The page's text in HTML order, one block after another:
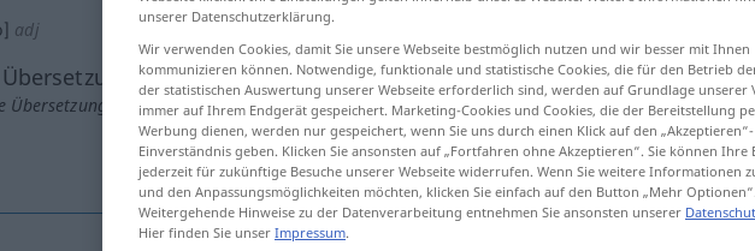
adj
Übersetzung anklicken/antippen)
unserer Datenschutzerklärung.
Wir verwenden Cookies, damit Sie unsere Webseite bestmöglich nutzen und wir besser mit Ihnen
kommunizieren können. Notwendige, funktionale und statistische Cookies, die für den Betrieb
der statistischen Auswertung unserer Webseite erforderlich sind, werden auf Grundlage unserer
immer auf Ihrem Endgerät gespeichert. Marketing-Cookies und Cookies, die der Bereitstellung
Werbung dienen, werden nur gespeichert, wenn Sie uns durch einen Klick auf den
Einverständnis geben. Klicken Sie ansonsten auf „Fortfahren ohne Akzeptieren“. Sie können
jederzeit für zukünftige Besuche unserer Webseite widerrufen. Wenn Sie weitere Informationen
und den Anpassungsmöglichkeiten möchten, klicken Sie einfach auf den Button „Mehr
Weitergehende Hinweise zu der Datenverarbeitung entnehmen Sie ansonsten unserer
Hier finden Sie unser Impressum.